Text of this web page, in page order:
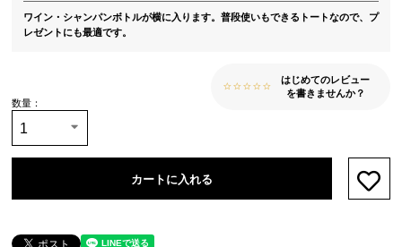
ワイン・シャンパンボトルが横に入ります。普段使いもできるトートなので、プ
レゼントにも最適です。
はじめてのレビュー
を書きませんか？
カートに入れる